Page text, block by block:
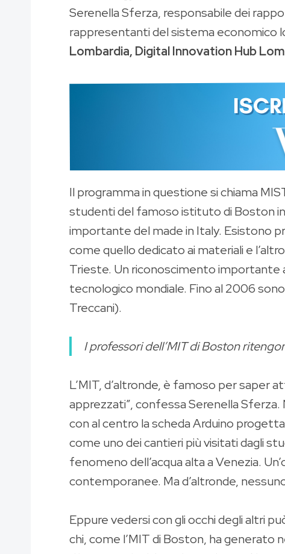
Serenella Sferza, responsabile dei
rappresentanti del sistema economico
Lombardia, Digital Innovation Hub
Il programma in questione si chiama
studenti del famoso istituto di Boston in
importante del made in Italy. Esistono
come quello dedicato ai materiali e
Trieste. Un riconoscimento importante
tecnologico mondiale. Fino al 2006
Treccani).
I professori dell’MIT di Boston
L’MIT, d’altronde, è famoso per saper
apprezzati”, confessa Serenella Sferza.
con al centro la scheda Arduino
come uno dei cantieri più visitati dagli
fenomeno dell’acqua alta a Venezia.
contemporanee. Ma d’altronde,
Eppure vedersi con gli occhi degli altri
chi, come l’MIT di Boston, ha generato